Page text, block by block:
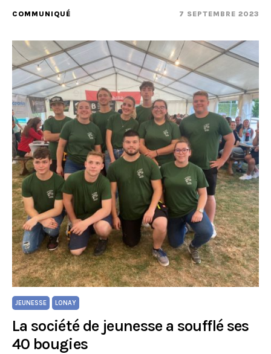
COMMUNIQUÉ 7 SEPTEMBRE 2023
JEUNESSE LONAY
La société de jeunesse a soufflé ses
40 bougies